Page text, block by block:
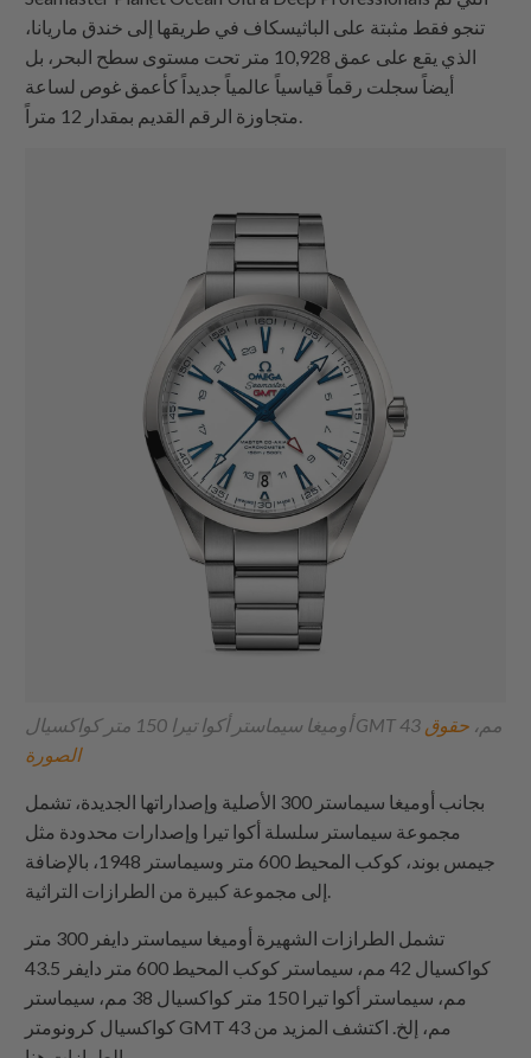
تنجو فقط مثبتة على الباثيسكاف في طريقها إلى خندق ماريانا،
الذي يقع على عمق 10,928 متر تحت مستوى سطح البحر، بل
أيضاً سجلت رقماً قياسياً عالمياً جديداً كأعمق غوص لساعة
أوميغا سيماستر أكوا تيرا 150 متر كواكسيال GMT 43 مم، حقوق
الصورة
بجانب أوميغا سيماستر 300 الأصلية وإصداراتها الجديدة، تشمل
مجموعة سيماستر سلسلة أكوا تيرا وإصدارات محدودة مثل
جيمس بوند، كوكب المحيط 600 متر وسيماستر 1948، بالإضافة
تشمل الطرازات الشهيرة أوميغا سيماستر دايفر 300 متر
كواكسيال 42 مم، سيماستر كوكب المحيط 600 متر دايفر 43.5
مم، سيماستر أكوا تيرا 150 متر كواكسيال 38 مم، سيماستر
كواكسيال كرونومتر GMT 43 مم، إلخ. اكتشف المزيد من